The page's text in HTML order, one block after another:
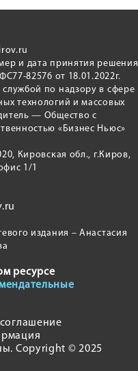
и дата принятия решения
82576 от 18.01.2022г.
по надзору в сфере
технологий и массовых
— Общество с
«Бизнес Ньюс»
Кировская обл., г.Киров,
1/1
издания – Анастасия
ресурсе
Copyright © 2025